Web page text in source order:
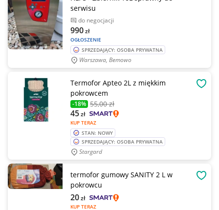
serwisu
do negocjacji
OGŁOSZENIE
990zł
SPRZEDAJĄCY: OSOBA PRYWATNA
Warszawa, Bemowo
Termofor Apteo 2L z miękkim
pokrowcem
-18% 55,00 zł
KUP TERAZ
45zł
STAN: NOWY
SPRZEDAJĄCY: OSOBA PRYWATNA
Stargard
termofor gumowy SANITY 2 L w
pokrowcu
KUP TERAZ
20zł